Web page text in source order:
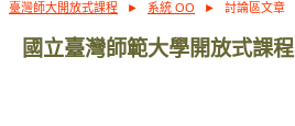
臺灣師大開放式課程 ► 系統 OO ► 討論區文章
國立臺灣師範大學開放式課程